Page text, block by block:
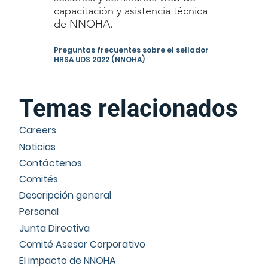
Temas relacionados
Careers
Noticias
Contáctenos
Comités
Descripción general
Personal
Junta Directiva
Comité Asesor Corporativo
El impacto de NNOHA
capacitación y asistencia técnica
de NNOHA.
Preguntas frecuentes sobre el sellador
HRSA UDS 2022 (NNOHA)